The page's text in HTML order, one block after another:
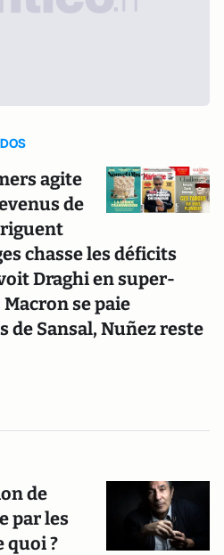
agite
de
chasse les déficits
Draghi en super-
se paie
de Sansal, Nuñez reste
de
par les
quoi ?